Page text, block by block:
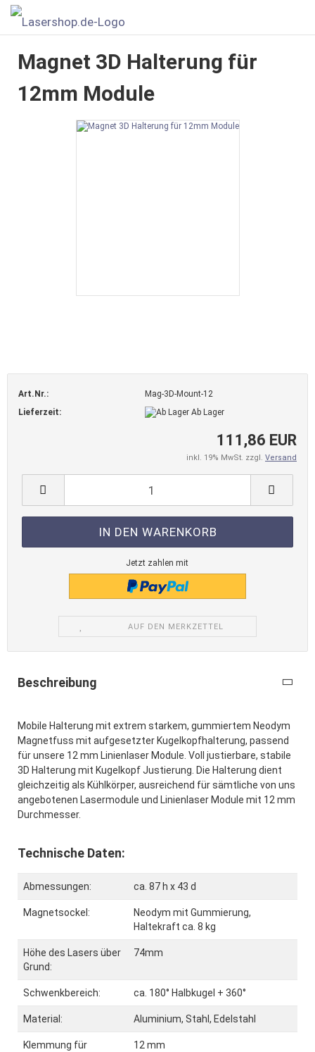
Magnet 3D Halterung für
12mm Module
Art.Nr.:
Mag-3D-Mount-12
Lieferzeit:
Ab Lager
111,86 EUR
inkl. 19% MwSt. zzgl. Versand
Jetzt zahlen mit
AUF DEN MERKZETTEL
Beschreibung
Mobile Halterung mit extrem starkem, gummiertem Neodym
Magnetfuss mit aufgesetzter Kugelkopfhalterung, passend
für unsere 12 mm Linienlaser Module. Voll justierbare, stabile
3D Halterung mit Kugelkopf Justierung. Die Halterung dient
gleichzeitig als Kühlkörper, ausreichend für sämtliche von uns
angebotenen Lasermodule und Linienlaser Module mit 12 mm
Durchmesser.
Technische Daten:
Abmessungen: ca. 87 h x 43 d
Magnetsockel:
Neodym mit Gummierung,
Haltekraft ca. 8 kg
Höhe des Lasers über
Grund:
74mm
Schwenkbereich: ca. 180° Halbkugel + 360°
Material: Aluminium, Stahl, Edelstahl
Klemmung für
12 mm